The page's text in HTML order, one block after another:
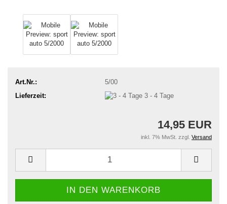
Art.Nr.:
5/00
Lieferzeit:
3 - 4 Tage
14,95 EUR
inkl. 7% MwSt. zzgl. Versand